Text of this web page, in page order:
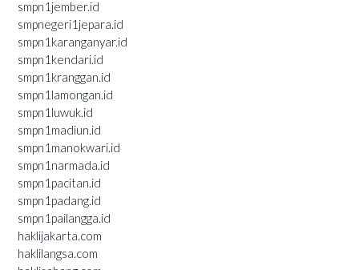
smpn1jember.id
smpnegeri1jepara.id
smpn1karanganyar.id
smpn1kendari.id
smpn1kranggan.id
smpn1lamongan.id
smpn1luwuk.id
smpn1madiun.id
smpn1manokwari.id
smpn1narmada.id
smpn1pacitan.id
smpn1padang.id
smpn1pailangga.id
haklijakarta.com
haklilangsa.com